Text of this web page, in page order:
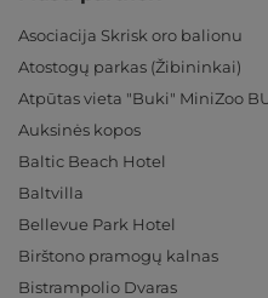
Asociacija Skrisk oro balionu
Atostogų parkas (Žibininkai)
Atpūtas vieta "Buki" MiniZoo
Auksinės kopos
Baltic Beach Hotel
Baltvilla
Bellevue Park Hotel
Birštono pramogų kalnas
Bistrampolio Dvaras